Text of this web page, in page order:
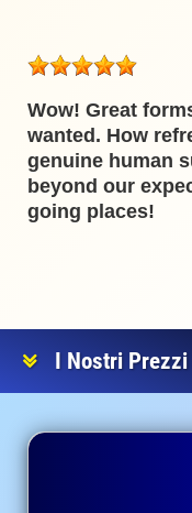
Wow! Great
wanted. How
genuine human
beyond our
going places!
I Nostri Prezzi